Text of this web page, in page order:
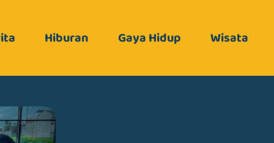
Hiburan Gaya Hidup Wisata